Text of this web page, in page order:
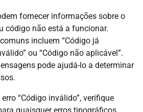
fornecer informações sobre o
código não está a funcionar.
incluem “Código já
ou “Código não aplicável”.
pode ajudá-lo a determinar
“Código inválido”, verifique